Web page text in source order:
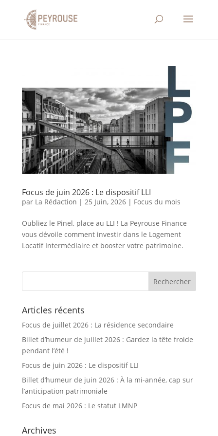
Focus de juin 2026 : Le dispositif LLI
par La Rédaction | 25 Juin, 2026| Focus du mois
Oubliez le Pinel, place au LLI ! La Peyrouse Finance
vous dévoile comment investir dans le Logement
Locatif Intermédiaire et booster votre patrimoine.
Articles récents
Focus de juillet 2026 : La résidence secondaire
Billet d’humeur de juillet 2026 : Gardez la tête froide
pendant l’été !
Focus de juin 2026 : Le dispositif LLI
Billet d’humeur de juin 2026 : À la mi-année, cap sur
l’anticipation patrimoniale
Focus de mai 2026 : Le statut LMNP
Archives